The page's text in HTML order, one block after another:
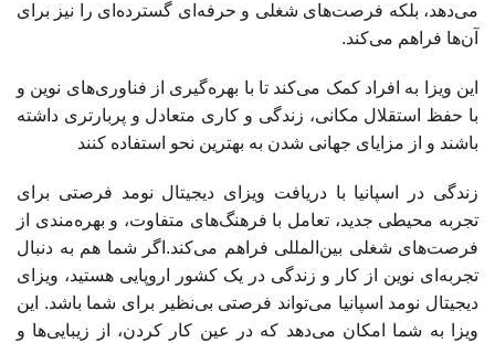
می‌دهد، بلکه فرصت‌های شغلی و حرفه‌ای گسترده‌ای را نیز برای
آن‌ها فراهم می‌کند.
این ویزا به افراد کمک می‌کند تا با بهره‌گیری از فناوری‌های نوین و
با حفظ استقلال مکانی، زندگی و کاری متعادل و پربارتری داشته
باشند و از مزایای جهانی شدن به بهترین نحو استفاده کنند
زندگی در اسپانیا با دریافت ویزای دیجیتال نومد فرصتی برای
تجربه محیطی جدید، تعامل با فرهنگ‌های متفاوت، و بهره‌مندی از
فرصت‌های شغلی بین‌المللی فراهم می‌کند.اگر شما هم به دنبال
تجربه‌ای نوین از کار و زندگی در یک کشور اروپایی هستید، ویزای
دیجیتال نومد اسپانیا می‌تواند فرصتی بی‌نظیر برای شما باشد. این
ویزا به شما امکان می‌دهد که در عین کار کردن، از زیبایی‌ها و